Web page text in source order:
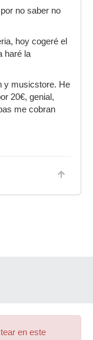
no saber no
hoy cogeré el
haré la
y musicstore. He
20€, genial,
me cobran
en este